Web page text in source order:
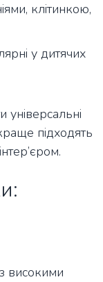
клітинкою,
у дитячих
підходять
високими